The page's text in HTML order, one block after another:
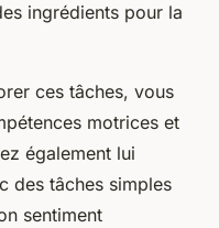
ingrédients pour la
ces tâches, vous
motrices et
également lui
des tâches simples
sentiment